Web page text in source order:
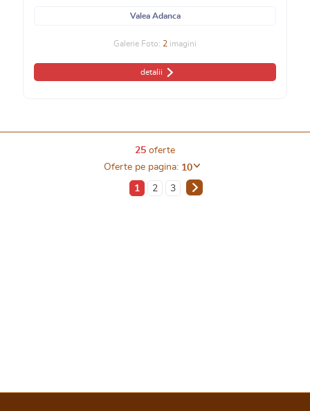
Valea Adanca
Galerie Foto: 2 imagini
detalii
25 oferte
Oferte pe pagina: 10
1 2 3